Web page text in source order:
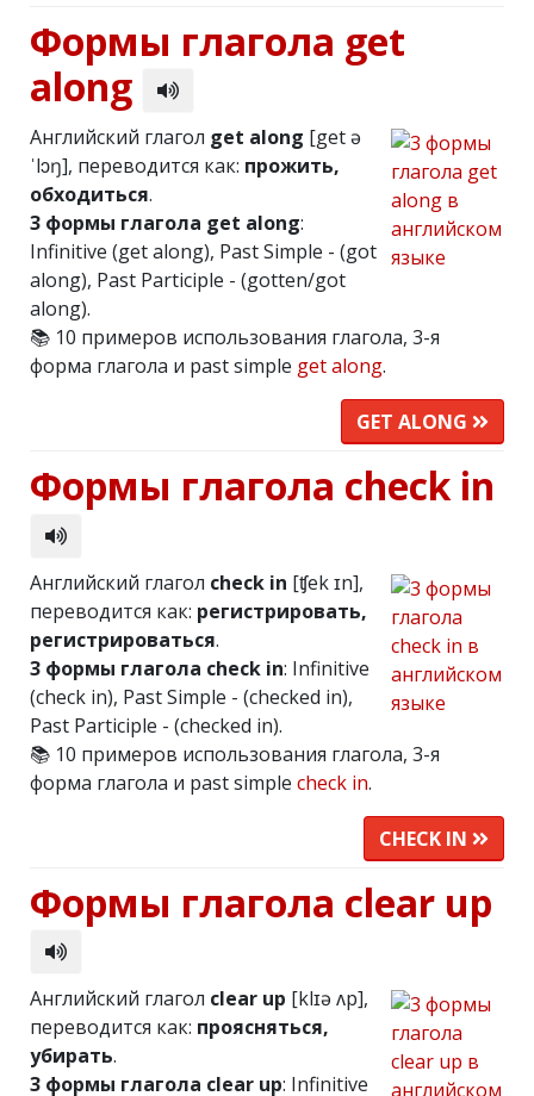
Формы глагола get
along
Английский глагол get along [get ə
ˈlɔŋ], переводится как: прожить,
обходиться.
3 формы глагола get along:
Infinitive (get along), Past Simple - (got
along), Past Participle - (gotten/got
along).
📚 10 примеров использования глагола, 3-я
форма глагола и past simple get along.
GET ALONG
Формы глагола check in
Английский глагол check in [ʧek ɪn],
переводится как: регистрировать,
регистрироваться.
3 формы глагола check in: Infinitive
(check in), Past Simple - (checked in),
Past Participle - (checked in).
📚 10 примеров использования глагола, 3-я
форма глагола и past simple check in.
CHECK IN
Формы глагола clear up
Английский глагол clear up [klɪə ʌp],
переводится как: проясняться,
убирать.
3 формы глагола clear up: Infinitive